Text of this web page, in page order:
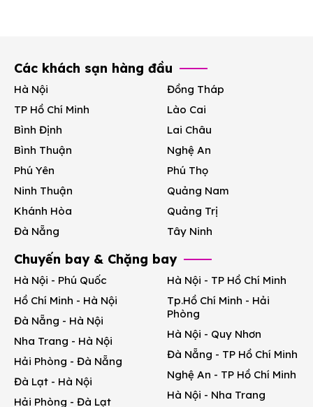
Các khách sạn hàng đầu
Hà Nội
TP Hồ Chí Minh
Bình Định
Bình Thuận
Phú Yên
Ninh Thuận
Khánh Hòa
Đà Nẵng
Đồng Tháp
Lào Cai
Lai Châu
Nghệ An
Phú Thọ
Quảng Nam
Quảng Trị
Tây Ninh
Chuyến bay & Chặng bay
Hà Nội - Phú Quốc
Hồ Chí Minh - Hà Nội
Đà Nẵng - Hà Nội
Nha Trang - Hà Nội
Hải Phòng - Đà Nẵng
Đà Lạt - Hà Nội
Hải Phòng - Đà Lạt
Hà Nội - TP Hồ Chí Minh
Tp.Hồ Chí Minh - Hải
Phòng
Hà Nội - Quy Nhơn
Đà Nẵng - TP Hồ Chí Minh
Nghệ An - TP Hồ Chí Minh
Hà Nội - Nha Trang